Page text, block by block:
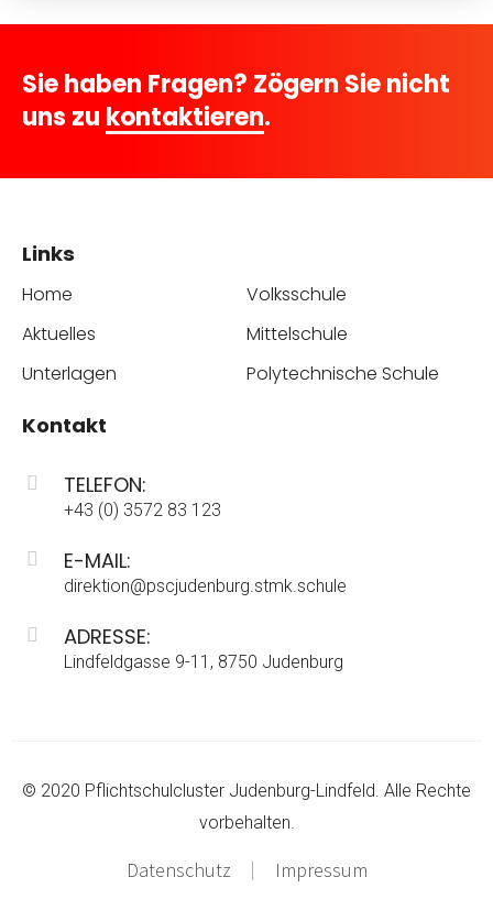
Sie haben Fragen? Zögern Sie nicht
uns zu kontaktieren.
Links
Home
Volksschule
Aktuelles
Mittelschule
Unterlagen
Polytechnische Schule
Kontakt
TELEFON:
+43 (0) 3572 83 123
E-MAIL:
direktion@pscjudenburg.stmk.schule
ADRESSE:
Lindfeldgasse 9-11, 8750 Judenburg
© 2020 Pflichtschulcluster Judenburg-Lindfeld. Alle Rechte
vorbehalten.
Datenschutz Impressum